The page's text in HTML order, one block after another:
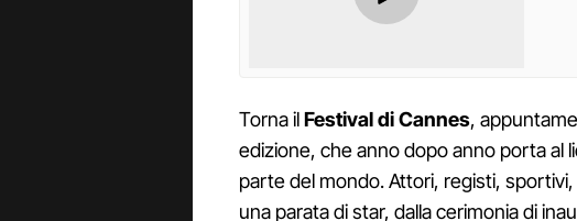
Torna ilFestival di Cannes,
edizione, che anno dopo anno porta al
parte del mondo. Attori, registi,
una parata di star, dalla cerimonia di